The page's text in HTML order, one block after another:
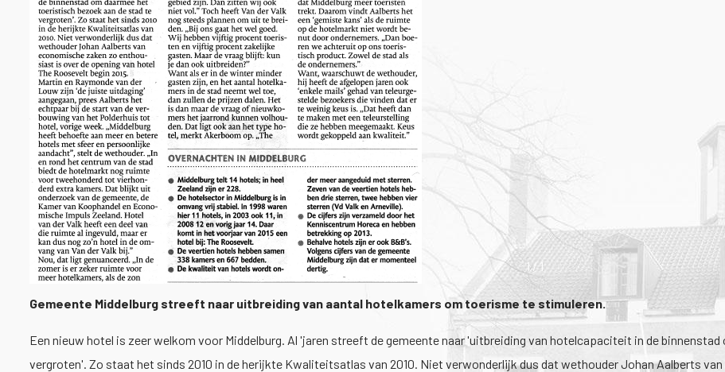
1/1
Gemeente Middelburg streeft naar uitbreiding van aantal hotelkamers om toerisme te stimuleren.
Een nieuw hotel is zeer welkom voor Middelburg. Al 'jaren streeft de gemeente naar 'uitbreiding van hotelcapaciteit in de
vergroten'. Zo staat het sinds 2010 in de herijkte Kwaliteitsatlas van 2010. Niet verwonderlijk dus dat wethouder Johan Aalberts